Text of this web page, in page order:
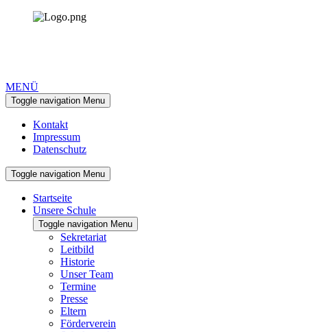
MENÜ
Toggle navigation Menu
Kontakt
Impressum
Datenschutz
Toggle navigation Menu
Startseite
Unsere Schule
Toggle navigation Menu
Sekretariat
Leitbild
Historie
Unser Team
Termine
Presse
Eltern
Förderverein